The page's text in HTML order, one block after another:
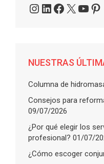
Instagram
LinkedIn
Facebook
X
NUESTRAS
Columna de
Consejos para
09/07/2026
¿Por qué elegir los
profesional? 01/07/
¿Cómo escoger